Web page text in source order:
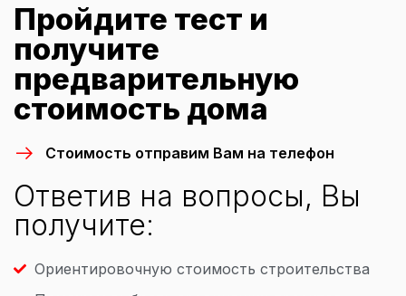
Пройдите тест и
получите
предварительную
стоимость дома
Стоимость отправим Вам на телефон
Ответив на вопросы, Вы
получите:
Ориентировочную стоимость строительства